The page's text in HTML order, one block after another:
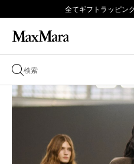
全てギフトラッピン